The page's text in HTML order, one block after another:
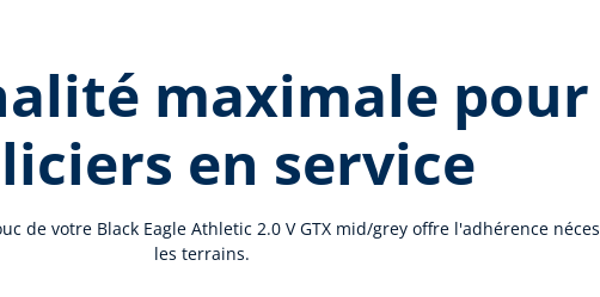
maximale pour
en service
de votre Black Eagle Athletic 2.0 V GTX mid/grey offre l'adhérence
les terrains.